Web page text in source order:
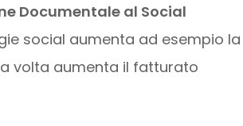
Documentale al Social
social aumenta ad esempio la
volta aumenta il fatturato